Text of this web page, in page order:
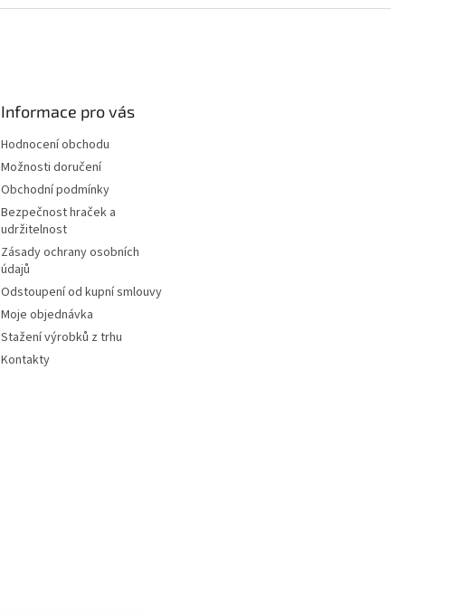
Informace pro vás
Hodnocení obchodu
Možnosti doručení
Obchodní podmínky
Bezpečnost hraček a
udržitelnost
Zásady ochrany osobních
údajů
Odstoupení od kupní smlouvy
Moje objednávka
Stažení výrobků z trhu
Kontakty